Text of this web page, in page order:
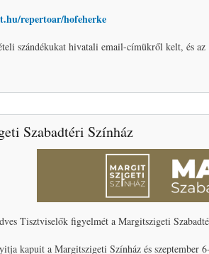
repertoar/hofeherke
szándékukat hivatali email-címükről kelt, és az
Szabadtéri Színház
Tisztviselők figyelmét a Margitszigeti
kapuit a Margitszigeti Színház és szeptember